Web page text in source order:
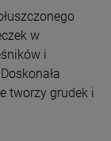
w
i
tworzy grudek i